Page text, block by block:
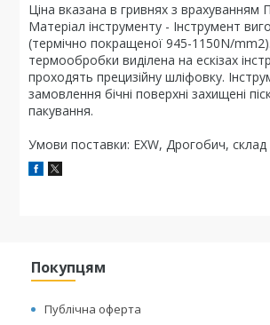
Ціна вказана в гривнях з врахуванням
Матеріал інструменту - Інструмент
(термічно покращеної 945-1150N/
термообробки виділена на ескізах
проходять прецизійну шліфовку.
замовлення бічні поверхні захищені
пакування.
Умови поставки: EXW, Дрогобич, склад
Покупцям
Публічна оферта